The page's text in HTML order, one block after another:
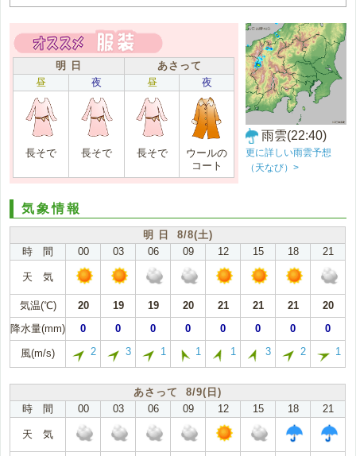
明 日
あさって
昼
夜 昼 夜
長そで 長そで 長そで
ウールの
コート
雨雲(22:40)
更に詳しい雨雲予想
（天なび）>
気象情報
明 日 8/8(土)
時 間
00 03 06 09 12 15 18 21
天 気
気温(℃) 20 19 19 20 21 21 21
20
降水量(mm)
0 0 0 0 0 0 0 0
風(m/s) 2 3 1 1 1 3 2 1
あさって 8/9(日)
時 間
00 03 06 09 12 15 18 21
天 気